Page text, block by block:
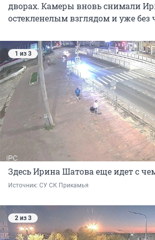
дворах. Камеры вновь снимали
остекленелым взглядом и уже без
1 из 3
Здесь Ирина Шатова еще идет с
Источник: СУ СК Прикамья
2 из 3